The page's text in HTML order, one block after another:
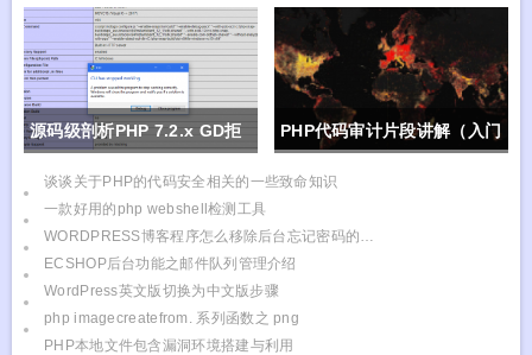
代码demo
源码级剖析PHP 7.2.x GD拒
绝服务漏洞
PHP代码审计片段讲解（入门
代码审计、CTF必备）
谈谈关于PHP的代码安全相关的一些致命知识
一款好用的php webshell检测工具
ECSHOP后台功能之邮件队列管理介绍
WordPress英文版切换为中文版步骤
php imagecreatefrom. 系列函数之 png
PHP本地文件包含漏洞环境搭建与利用